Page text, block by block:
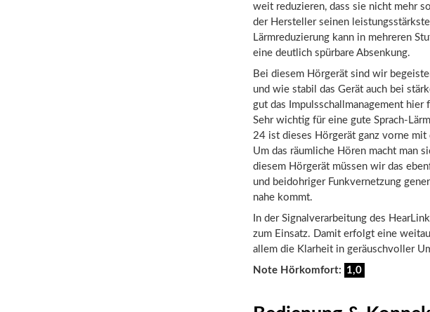
weit reduzieren, dass sie nicht mehr
der Hersteller seinen
Lärmreduzierung kann in mehreren
eine deutlich spürbare Absenkung.
Bei diesem Hörgerät sind wir
und wie stabil das Gerät auch bei
gut das Impulsschallmanagement
Sehr wichtig für eine gute Sprach-
24 ist dieses Hörgerät ganz vorne
Um das räumliche Hören macht man
diesem Hörgerät müssen wir das
und beidohriger Funkvernetzung
nahe kommt.
In der Signalverarbeitung des
zum Einsatz. Damit erfolgt eine
allem die Klarheit in geräuschvoller
Note Hörkomfort: 1,0